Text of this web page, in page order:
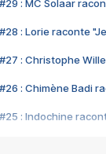
#29 : MC Solaar
#28 : Lorie raconte
#27 : Christophe
#26 : Chimène Badi
#25 : Indochine